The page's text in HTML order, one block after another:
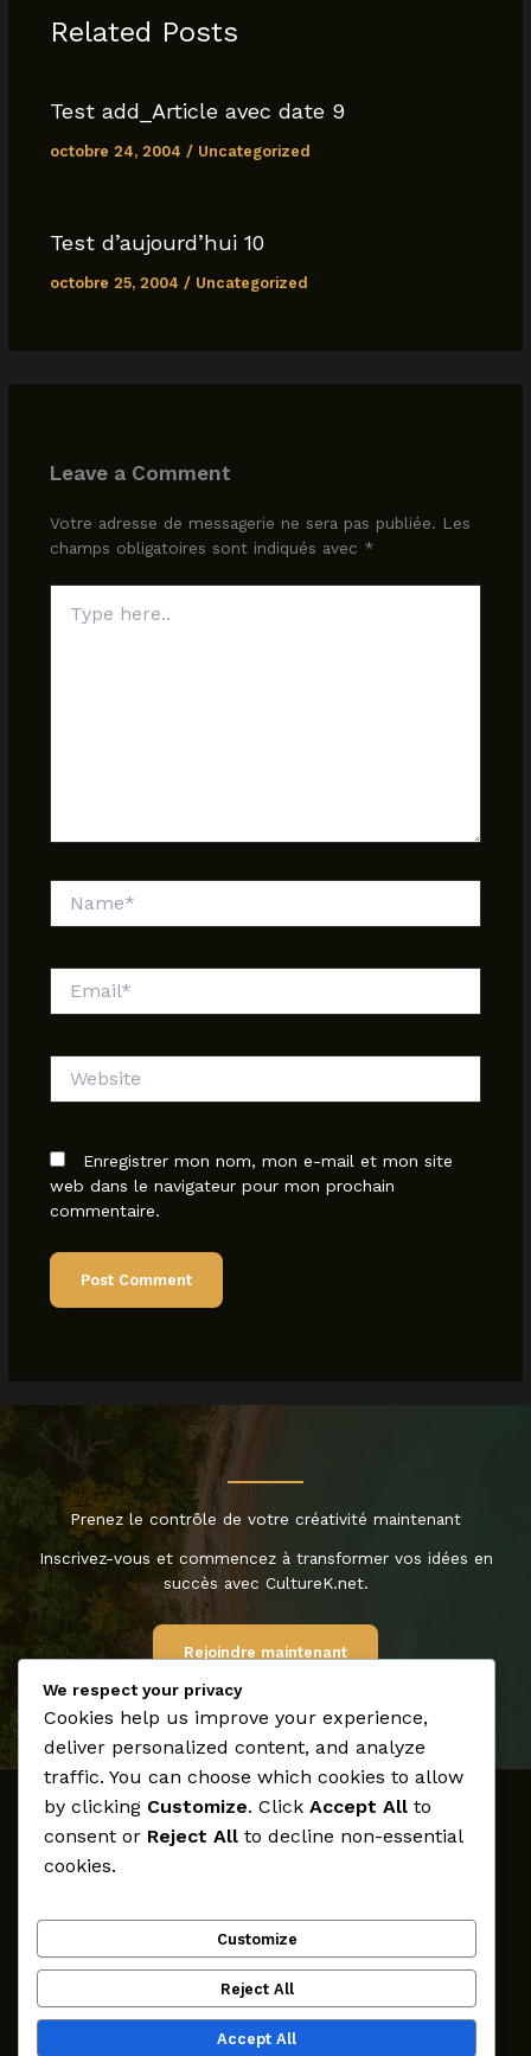
o
k
p
Related Posts
Test add_Article avec date 9
octobre 24, 2004 / Uncategorized
Test d’aujourd’hui 10
octobre 25, 2004 / Uncategorized
Leave a Comment
Votre adresse de messagerie ne sera pas publiée. Les
champs obligatoires sont indiqués avec *
here..
Enregistrer mon nom, mon e-mail et mon site
web dans le navigateur pour mon prochain
commentaire.
Prenez le contrôle de votre créativité maintenant
Inscrivez-vous et commencez à transformer vos idées en
succès avec CultureK.net.
Rejoindre maintenant
Accueil
Médias
Participer
CultureK
Contact
We respect your privacy
Cookies help us improve your experience,
deliver personalized content, and analyze
traffic. You can choose which cookies to allow
by clicking Customize. Click Accept All to
consent or Reject All to decline non-essential
cookies.
Customize
Reject All
Accept All